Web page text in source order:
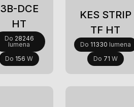
3B-DCE
HT
Do 28246
lumena
Do 156 W
KES STRIP
TF HT
Do 11330 lumena
Do 71 W